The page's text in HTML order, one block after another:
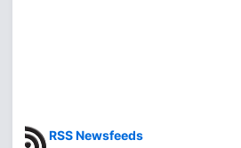
RSS Newsfeeds